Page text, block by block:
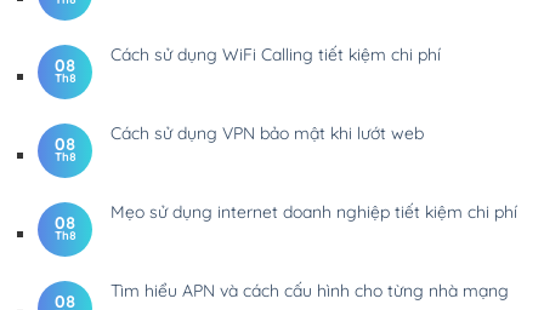
08
Th8
Cách sử dụng WiFi Calling tiết kiệm chi phí
08
Th8
Cách sử dụng VPN bảo mật khi lướt web
08
Th8
Mẹo sử dụng internet doanh nghiệp tiết kiệm chi phí
08 Tìm hiểu APN và cách cấu hình cho từng nhà mạng